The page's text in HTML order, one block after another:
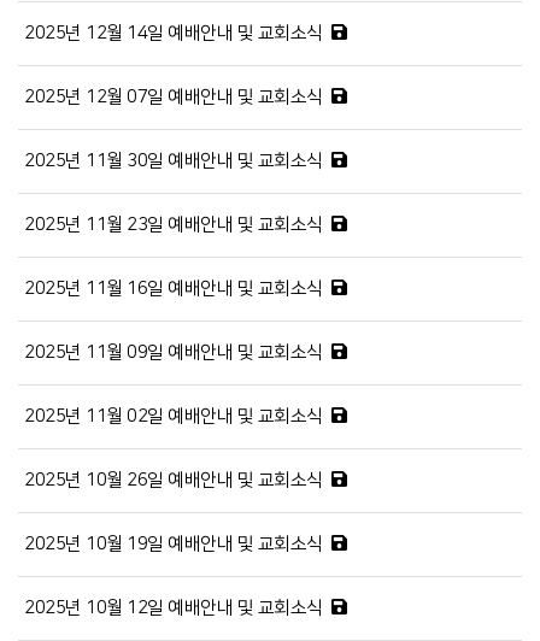
2025년 12월 14일 예배안내 및 교회소식
2025년 12월 07일 예배안내 및 교회소식
2025년 11월 30일 예배안내 및 교회소식
2025년 11월 23일 예배안내 및 교회소식
2025년 11월 16일 예배안내 및 교회소식
2025년 11월 09일 예배안내 및 교회소식
2025년 11월 02일 예배안내 및 교회소식
2025년 10월 26일 예배안내 및 교회소식
2025년 10월 19일 예배안내 및 교회소식
2025년 10월 12일 예배안내 및 교회소식